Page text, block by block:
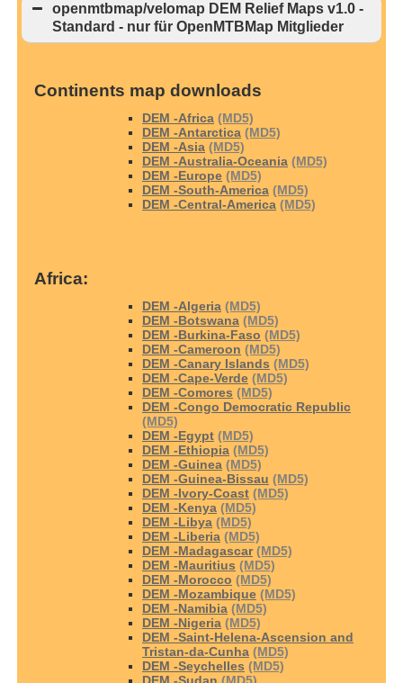
openmtbmap/velomap DEM Relief Maps v1.0 -
Standard - nur für OpenMTBMap Mitglieder
Continents map downloads
DEM -Africa (MD5)
DEM -Antarctica (MD5)
DEM -Asia (MD5)
DEM -Australia-Oceania (MD5)
DEM -Europe (MD5)
DEM -South-America (MD5)
DEM -Central-America (MD5)
Africa:
DEM -Algeria (MD5)
DEM -Botswana (MD5)
DEM -Burkina-Faso (MD5)
DEM -Cameroon (MD5)
DEM -Canary Islands (MD5)
DEM -Cape-Verde (MD5)
DEM -Comores (MD5)
DEM -Congo Democratic Republic
(MD5)
DEM -Egypt (MD5)
DEM -Ethiopia (MD5)
DEM -Guinea (MD5)
DEM -Guinea-Bissau (MD5)
DEM -Ivory-Coast (MD5)
DEM -Kenya (MD5)
DEM -Libya (MD5)
DEM -Liberia (MD5)
DEM -Madagascar (MD5)
DEM -Mauritius (MD5)
DEM -Morocco (MD5)
DEM -Mozambique (MD5)
DEM -Namibia (MD5)
DEM -Nigeria (MD5)
DEM -Saint-Helena-Ascension and
Tristan-da-Cunha (MD5)
DEM -Seychelles (MD5)